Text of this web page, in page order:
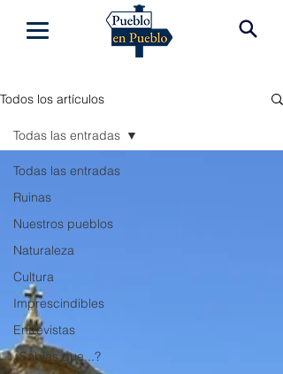
Todos los artículos
Todas las entradas
Ruinas
Nuestros pueblos
Naturaleza
Cultura
Imprescindibles
Entrevistas
¿Sabías que...?
Todas las entradas